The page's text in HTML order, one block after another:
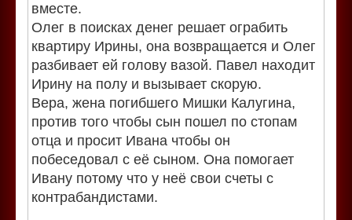
вместе.
Олег в поисках денег решает ограбить
квартиру Ирины, она возвращается и Олег
разбивает ей голову вазой. Павел находит
Ирину на полу и вызывает скорую.
Вера, жена погибшего Мишки Калугина,
против того чтобы сын пошел по стопам
отца и просит Ивана чтобы он
побеседовал с её сыном. Она помогает
Ивану потому что у неё свои счеты с
контрабандистами.